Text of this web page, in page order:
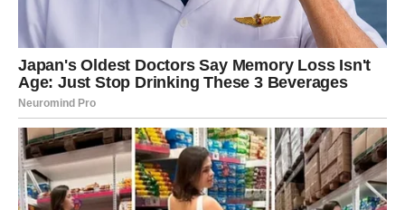
Nekada se trljanje javlja zbog praktičnih razloga. Mačka
vas može trljati kad je gladna, kada želi igru ili jednostavno
traži društvo. Ako primijetite da se ovo događa u određeno
doba dana, ona vam može signalizirati vrijeme obroka ili
poziv na igru. Ovaj oblik komunikacije je suptilan i
nenametljiv – umjesto da mijauče ili prave nered, biraju
fizički kontakt kako bi privukle vašu pažnju.
Trljanje je također pokazateljdobrog emocionalnog stanja i